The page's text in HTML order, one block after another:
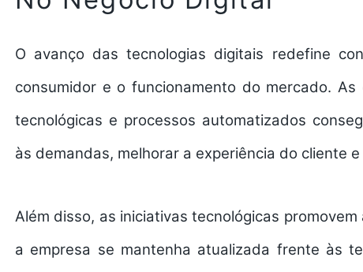
O avanço das tecnologias digitais redefine
consumidor e o funcionamento do mercado.
tecnológicas e processos automatizados
às demandas, melhorar a experiência do cliente
Além disso, as iniciativas tecnológicas
a empresa se mantenha atualizada frente às